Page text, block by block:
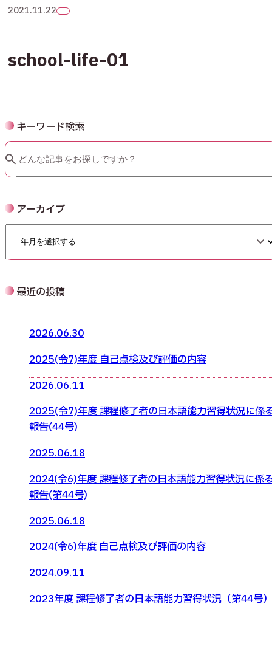
2021.11.22
school-life-01
キーワード検索
アーカイブ
最近の投稿
2026.06.30
2025(令7)年度 自己点検及び評価の内容
2026.06.11
2025(令7)年度 課程修了者の日本語能力習得状況に係
報告(44号)
2025.06.18
2024(令6)年度 課程修了者の日本語能力習得状況に係
報告(第44号)
2025.06.18
2024(令6)年度 自己点検及び評価の内容
2024.09.11
2023年度 課程修了者の日本語能力習得状況（第44号）